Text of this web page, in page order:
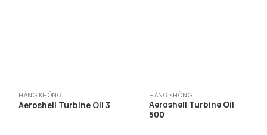
HÀNG KHÔNG
Aeroshell Turbine Oil 3
HÀNG KHÔNG
Aeroshell Turbine Oil
500